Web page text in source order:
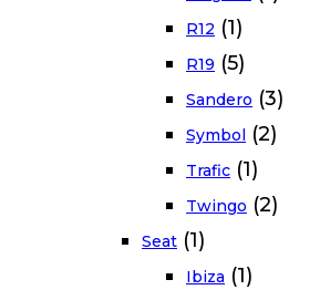
R12 (1)
R19 (5)
Sandero (3)
Symbol (2)
Trafic (1)
Twingo (2)
Seat (1)
Ibiza (1)